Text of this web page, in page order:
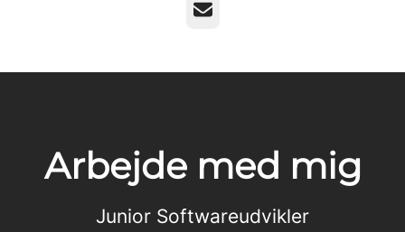
E-mail
Arbejde med mig
Junior Softwareudvikler